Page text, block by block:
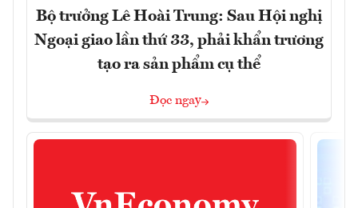
Bộ trưởng Lê Hoài Trung: Sau Hội nghị
Ngoại giao lần thứ 33, phải khẩn trương
tạo ra sản phẩm cụ thể
Đọc ngay